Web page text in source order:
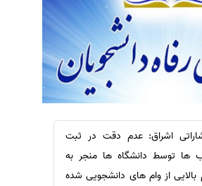
اشراق: عدم دقت در ثبت
ها توسط دانشگاه ها منجر به
از وام های دانشجویی شده